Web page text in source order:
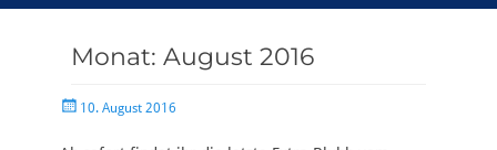
Monat: August 2016
Veröffentlicht
10. August 2016